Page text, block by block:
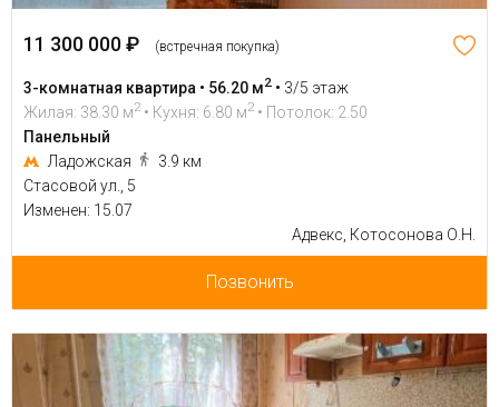
11 300 000 ₽ (встречная покупка)
3-комнатная квартира • 56.20 м2 • 3/5 этаж
Жилая: 38.30 м2 • Кухня: 6.80 м2 • Потолок: 2.50
Панельный
Ладожская
3.9 км
Стасовой ул., 5
Изменен: 15.07
Адвекс, Котосонова О.Н.
Позвонить